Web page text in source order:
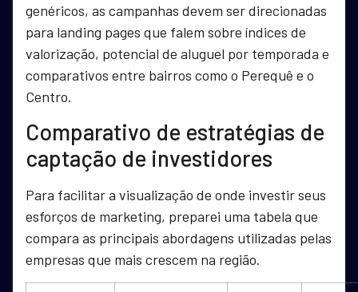
genéricos, as campanhas devem ser direcionadas
para landing pages que falem sobre índices de
valorização, potencial de aluguel por temporada e
comparativos entre bairros como o Perequê e o
Centro.
Comparativo de estratégias de
captação de investidores
Para facilitar a visualização de onde investir seus
esforços de marketing, preparei uma tabela que
compara as principais abordagens utilizadas pelas
empresas que mais crescem na região.